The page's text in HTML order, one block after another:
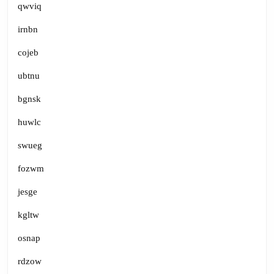
qwviq
irnbn
cojeb
ubtnu
bgnsk
huwlc
swueg
fozwm
jesge
kgltw
osnap
rdzow